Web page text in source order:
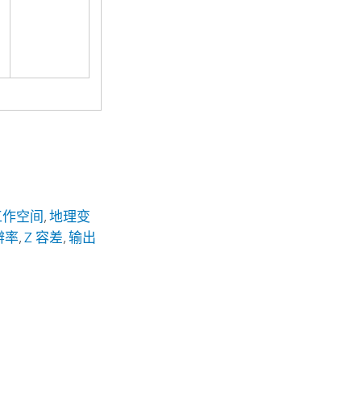
空间 ,地理变
率,Z 容差,输出